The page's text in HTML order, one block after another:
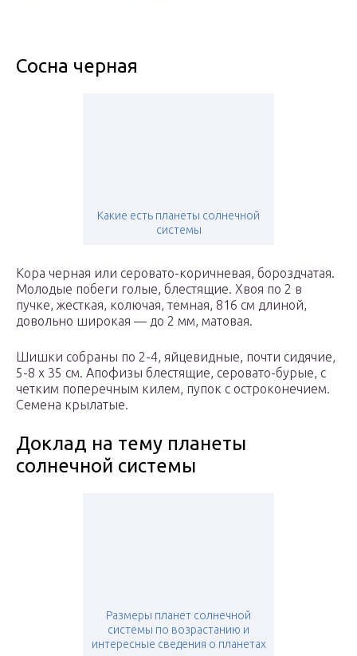
Сосна черная
Какие есть планеты солнечной
системы
Кора черная или серовато-коричневая, бороздчатая.
Молодые побеги голые, блестящие. Хвоя по 2 в
пучке, жесткая, колючая, темная, 816 см длиной,
довольно широкая — до 2 мм, матовая.
Шишки собраны по 2-4, яйцевидные, почти сидячие,
5-8 х 35 см. Апофизы блестящие, серовато-бурые, с
четким поперечным килем, пупок с остроконечием.
Семена крылатые.
Доклад на тему планеты
солнечной системы
Размеры планет солнечной
системы по возрастанию и
интересные сведения о планетах